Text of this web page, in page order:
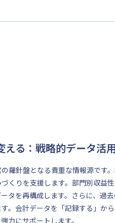
る：戦略的データ活
羅針盤となる貴重な情報源です
くりを支援します。部門別収益
タを再構成します。さらに、過
。会計データを「記録する」か
力にサポートします。